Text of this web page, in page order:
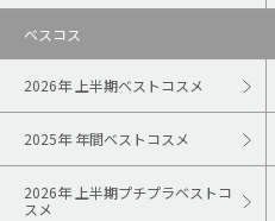
ベスコス
2026年 上半期ベストコスメ
2025年 年間ベストコスメ
2026年 上半期プチプラベストコ
スメ